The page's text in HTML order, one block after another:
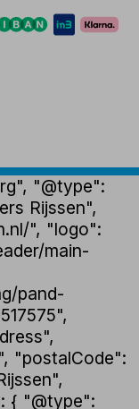
"@type":
Rijssen",
", "logo":
main-
pand-
"postalCode":
{ "@type":